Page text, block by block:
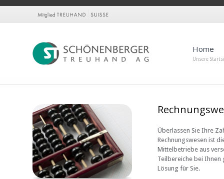
Home
Unsere
Überlassen Sie Ihre
Rechnungswesen ist
Mittelbetriebe aus
Teilbereiche bei
Lösung für Sie.